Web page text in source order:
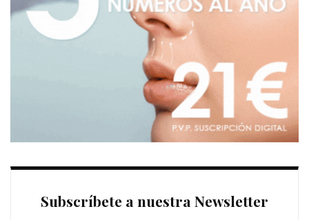
Subscríbete a nuestra Newsletter